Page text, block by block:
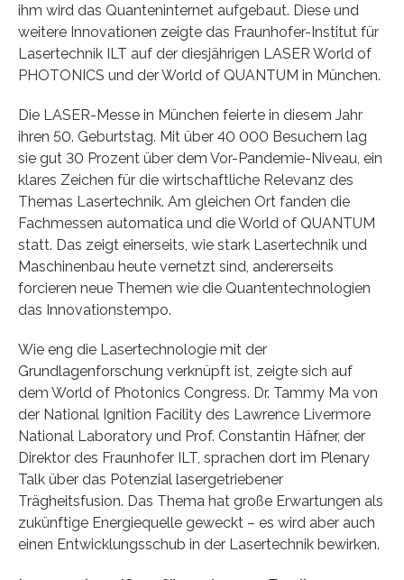
ihm wird das Quanteninternet aufgebaut. Diese und
weitere Innovationen zeigte das Fraunhofer-Institut für
Lasertechnik ILT auf der diesjährigen LASER World of
PHOTONICS und der World of QUANTUM in München.
Die LASER-Messe in München feierte in diesem Jahr
ihren 50. Geburtstag. Mit über 40 000 Besuchern lag
sie gut 30 Prozent über dem Vor-Pandemie-Niveau, ein
klares Zeichen für die wirtschaftliche Relevanz des
Themas Lasertechnik. Am gleichen Ort fanden die
Fachmessen automatica und die World of QUANTUM
statt. Das zeigt einerseits, wie stark Lasertechnik und
Maschinenbau heute vernetzt sind, andererseits
forcieren neue Themen wie die Quantentechnologien
das Innovationstempo.
Wie eng die Lasertechnologie mit der
Grundlagenforschung verknüpft ist, zeigte sich auf
dem World of Photonics Congress. Dr. Tammy Ma von
der National Ignition Facility des Lawrence Livermore
National Laboratory und Prof. Constantin Häfner, der
Direktor des Fraunhofer ILT, sprachen dort im Plenary
Talk über das Potenzial lasergetriebener
Trägheitsfusion. Das Thema hat große Erwartungen als
zukünftige Energiequelle geweckt – es wird aber auch
einen Entwicklungsschub in der Lasertechnik bewirken.